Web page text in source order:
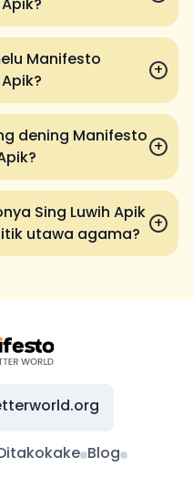
Manifesto
+
dening Manifesto
+
Sing Luwih Apik
utawa agama?
+
Blog